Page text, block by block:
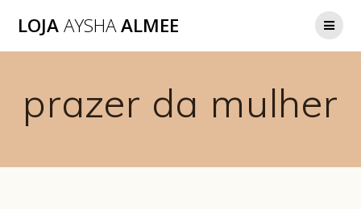
LOJAAYSHAALMEE
prazer da mulher